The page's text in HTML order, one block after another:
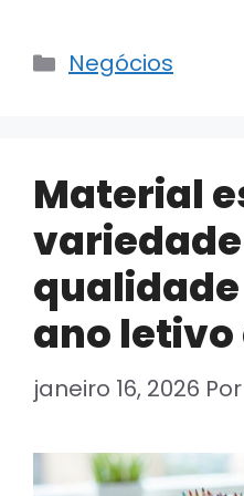
Categorias
Negócios
Material
ano
janeiro 16, 2026 Por